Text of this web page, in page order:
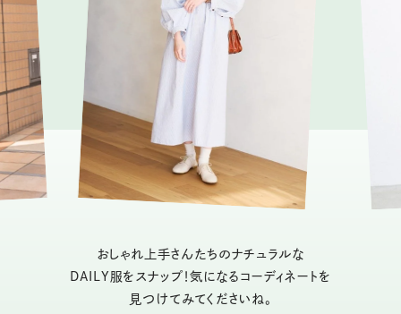
おしゃれ上手さんたちのナチュラルな
DAILY服をスナップ！気になるコーディネートを
見つけてみてくださいね。